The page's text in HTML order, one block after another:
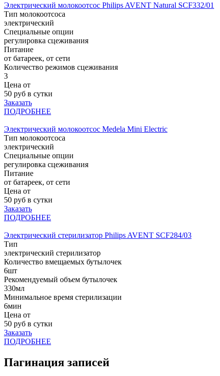
Электрический молокоотсос Philips AVENT Natural SCF332/01
Тип молокоотсоса
электрический
Специальные опции
регулировка сцеживания
Питание
от батареек, от сети
Количество режимов сцеживания
3
Цена от
50 руб в сутки
Заказать
ПОДРОБНЕЕ
Электрический молокоотсос Medela Mini Electric
Тип молокоотсоса
электрический
Специальные опции
регулировка сцеживания
Питание
от батареек, от сети
Цена от
50 руб в сутки
Заказать
ПОДРОБНЕЕ
Электрический стерилизатор Philips AVENT SCF284/03
Тип
электрический стерилизатор
Количество вмещаемых бутылочек
6шт
Рекомендуемый объем бутылочек
330мл
Минимальное время стерилизации
6мин
Цена от
50 руб в сутки
Заказать
ПОДРОБНЕЕ
Пагинация записей